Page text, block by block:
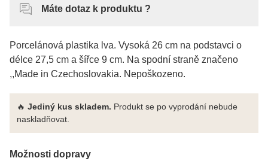
Máte dotaz k produktu ?
Porcelánová plastika lva. Vysoká 26 cm na podstavci o
délce 27,5 cm a šířce 9 cm. Na spodní straně značeno
,,Made in Czechoslovakia. Nepoškozeno.
🔥 Jediný kus skladem. Produkt se po vyprodání nebude
naskladňovat.
Možnosti dopravy